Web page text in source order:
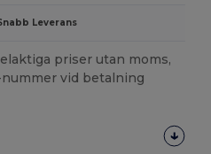
Leverans
priser utan moms,
vid betalning